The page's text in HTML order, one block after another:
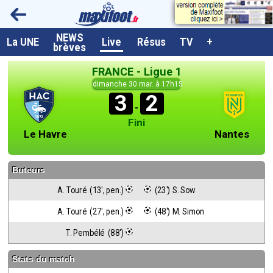
La UNE NEWS
brèves Live Résus TV +
FRANCE - Ligue 1
dimanche 30 mar. à 17h15
3 - 2
Fini
Le Havre
Nantes
Buteurs
A. Touré  (13', pen.) (23') S. Sow
A. Touré  (27', pen.) (48') M. Simon
T. Pembélé  (88')
Stats du match
A la UNE
Dernières brèves
Live / Matchs en direct
Résultats et Classements
Class. buteurs européens
Programme TV foot
Vidéos
Tableau transferts L1
Taille de la police
Paramètrages / Options